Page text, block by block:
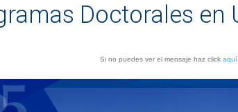
Doctorales en
Si no puedes ver el mensaje haz clickaquí